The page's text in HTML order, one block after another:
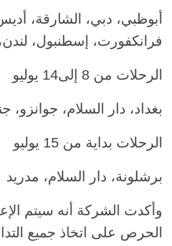
أبوظبي، دبي، الشارقة،
فرانكفورت، إسطنبول، لندن،
الرحلات من 8 إلى14 يوليو
بغداد، دار السلام، جوانزو،
الرحلات بداية من 15 يوليو
برشلونة، دار السلام، مدريد
وأكدت الشركة أنه سيتم
الحرص على اتخاذ جميع
قانوني
للحرية (بروفايل)
26 يناير، 2026
على أبواب